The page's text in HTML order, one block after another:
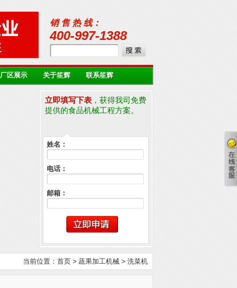
销 售 热 线：
400-997-1388
厂区展示 关于笙辉 联系笙辉
立即填写下表 ，获得我司免费
提供的食品机械工程方案。
姓名：
电话：
邮箱：
当前位置： 首页 > 蔬果加工机械 > 洗菜机